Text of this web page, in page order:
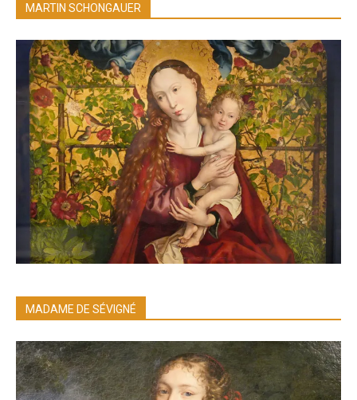
MARTIN SCHONGAUER
MADAME DE SÉVIGNÉ